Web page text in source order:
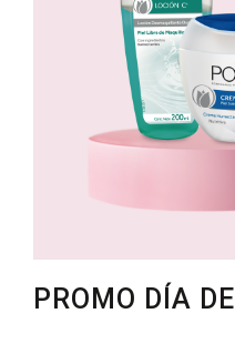
PROMO DÍA